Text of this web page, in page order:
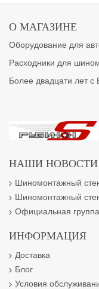
О МАГАЗИНЕ
Оборудование для
Расходники для
Более двадцати лет с
НАШИ НОВОСТИ
Шиномонтажный
Шиномонтажный
Официальная
ИНФОРМАЦИЯ
Доставка
Блог
Условия